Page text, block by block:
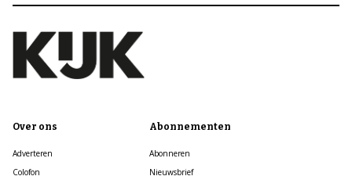
Over ons
Adverteren
Colofon
Abonnementen
Abonneren
Nieuwsbrief